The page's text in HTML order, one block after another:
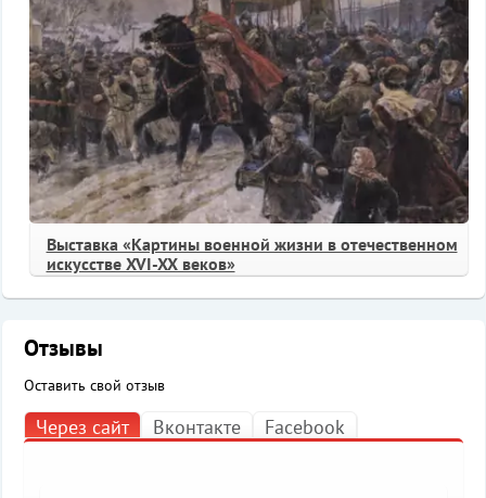
Выставка «Картины военной жизни в отечественном
искусстве XVI-XX веков»
Отзывы
Оставить свой отзыв
Через сайт Вконтакте Facebook